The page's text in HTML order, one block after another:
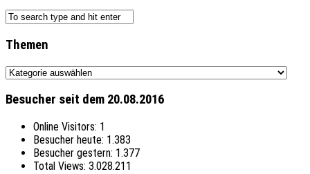
Themen
Themen
Besucher seit dem 20.08.2016
Online Visitors: 1
Besucher heute: 1.383
Besucher gestern: 1.377
Total Views: 3.028.211